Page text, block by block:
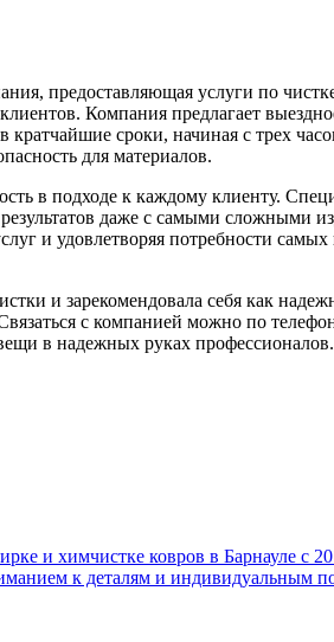
предоставляющая услуги по
Компания предлагает
кратчайшие сроки, начиная с трех
для материалов.
в подходе к каждому клиенту.
даже с самыми
и удовлетворяя потребности
и зарекомендовала себя как
с компанией можно по
в надежных руках профессионалов.
и химчистке ковров в Барнауле с
к деталям и индивидуальным